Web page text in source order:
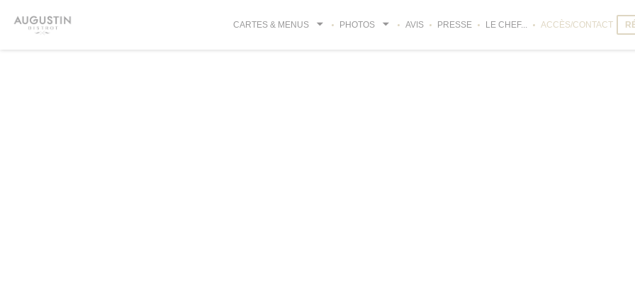
CARTES & MENUS PHOTOS AVIS PRESSE LE CHEF... ACCÈS/CONTACT